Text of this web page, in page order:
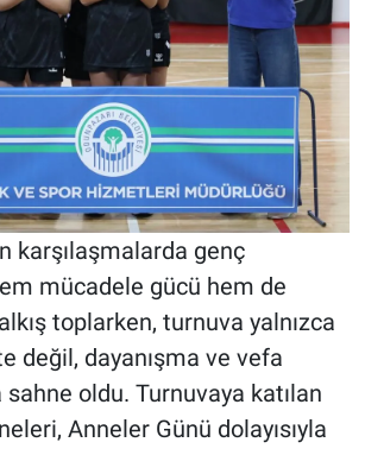
karşılaşmalarda genç
mücadele gücü hem de
toplarken, turnuva yalnızca
değil, dayanışma ve vefa
sahne oldu. Turnuvaya katılan
Anneler Günü dolayısıyla